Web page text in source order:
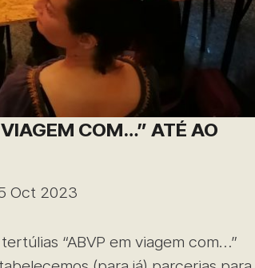
COM…” ATÉ AO
Oct 2023
“ABVP em viagem com…”